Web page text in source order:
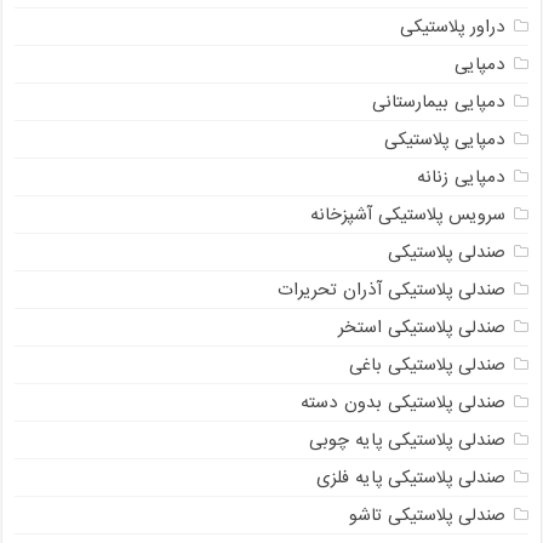
دراور پلاستیکی
دمپایی
دمپایی بیمارستانی
دمپایی پلاستیکی
دمپایی زنانه
سرویس پلاستیکی آشپزخانه
صندلی پلاستیکی
صندلی پلاستیکی آذران تحریرات
صندلی پلاستیکی استخر
صندلی پلاستیکی باغی
صندلی پلاستیکی بدون دسته
صندلی پلاستیکی پایه چوبی
صندلی پلاستیکی پایه فلزی
صندلی پلاستیکی تاشو